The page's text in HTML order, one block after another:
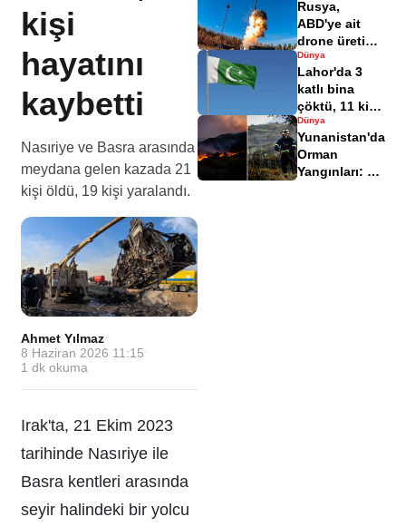
kişi
hayatını
kaybetti
Nasıriye ve Basra arasında
meydana gelen kazada 21
kişi öldü, 19 kişi yaralandı.
Ahmet Yılmaz·
8 Haziran 2026 11:15 ·
1 dk okuma
Irak'ta, 21 Ekim 2023
tarihinde Nasıriye ile
Basra kentleri arasında
seyir halindeki bir yolcu
Rusya,
ABD'ye ait
drone üretim
tesisini
balistik füze
ile vurdu
Dünya
Lahor'da 3
katlı bina
çöktü, 11 kişi
hayatını
kaybetti
Dünya
Yunanistan'da
Orman
Yangınları: 3